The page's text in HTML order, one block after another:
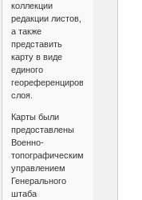
коллекции
редакции листов,
а также
представить
карту в виде
единого
геореференцированного
слоя.
Карты были
предоставлены
Военно-
топографическим
управлением
Генерального
штаба